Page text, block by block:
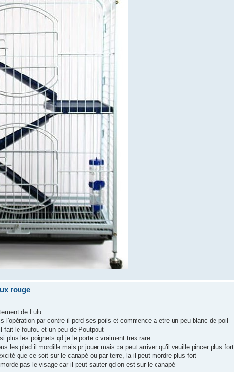
rouge
de Lulu
l'opération par contre il perd ses poils et commence a etre un peu blanc de poil
fait le foufou et un peu de Poutpout
plus les poignets qd je le porte c vraiment tres rare
les pled il mordille mais pr jouer mais ca peut arriver qu'il veuille pincer plus fort
que ce soit sur le canapé ou par terre, la il peut mordre plus fort
pas le visage car il peut sauter qd on est sur le canapé